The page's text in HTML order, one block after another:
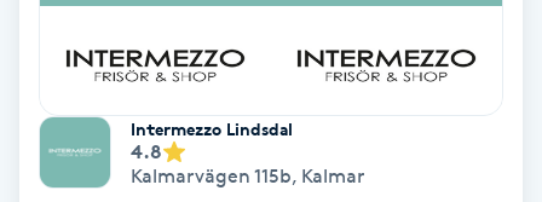
Barber
Barnklippning
Intermezzo Lindsdal
4.8
Kalmarvägen 115b, Kalmar